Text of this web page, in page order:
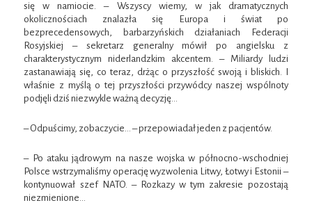
się w namiocie. – Wszyscy wiemy, w jak dramatycznych
okolicznościach znalazła się Europa i świat po
bezprecedensowych, barbarzyńskich działaniach Federacji
Rosyjskiej – sekretarz generalny mówił po angielsku z
charakterystycznym niderlandzkim akcentem. – Miliardy ludzi
zastanawiają się, co teraz, drżąc o przyszłość swoją i bliskich. I
właśnie z myślą o tej przyszłości przywódcy naszej wspólnoty
podjęli dziś niezwykle ważną decyzję…
– Odpuścimy, zobaczycie… – przepowiadał jeden z pacjentów.
– Po ataku jądrowym na nasze wojska w północno-wschodniej
Polsce wstrzymaliśmy operację wyzwolenia Litwy, Łotwy i Estonii –
kontynuował szef NATO. – Rozkazy w tym zakresie pozostają
niezmienione…